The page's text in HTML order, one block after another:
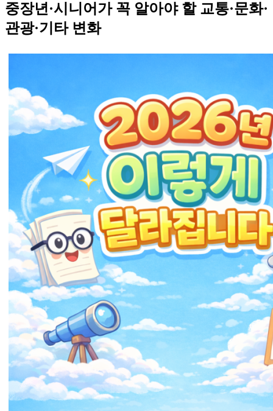
중장년·시니어가 꼭 알아야 할 교통·문화·
관광·기타 변화